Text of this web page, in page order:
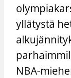
yllätystä
NBA-